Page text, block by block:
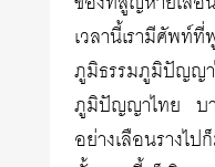
เวลานี้เรามีศัพ
ภูมิธรรมภูมิปั
ภูมิปัญญาไทย บ
อย่างเลือนรางไ